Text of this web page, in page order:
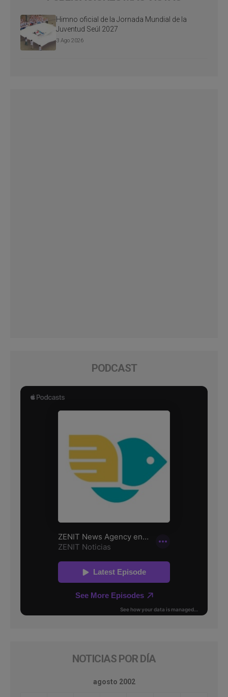
Himno oficial de la Jornada Mundial de la
Juventud Seúl 2027
3 Ago 2026
PODCAST
NOTICIAS POR DÍA
agosto 2002